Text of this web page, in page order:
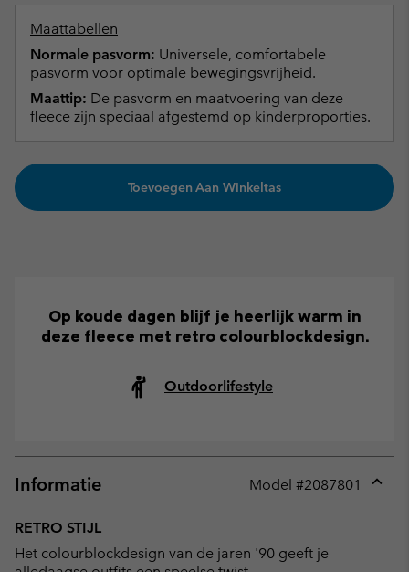
Maattabellen
Normale pasvorm: Universele, comfortabele
pasvorm voor optimale bewegingsvrijheid.
Maattip: De pasvorm en maatvoering van deze
fleece zijn speciaal afgestemd op kinderproporties.
Toevoegen Aan Winkeltas
Op koude dagen blijf je heerlijk warm in
deze fleece met retro colourblockdesign.
Outdoorlifestyle
Informatie Model #2087801
RETRO STIJL
Het colourblockdesign van de jaren '90 geeft je